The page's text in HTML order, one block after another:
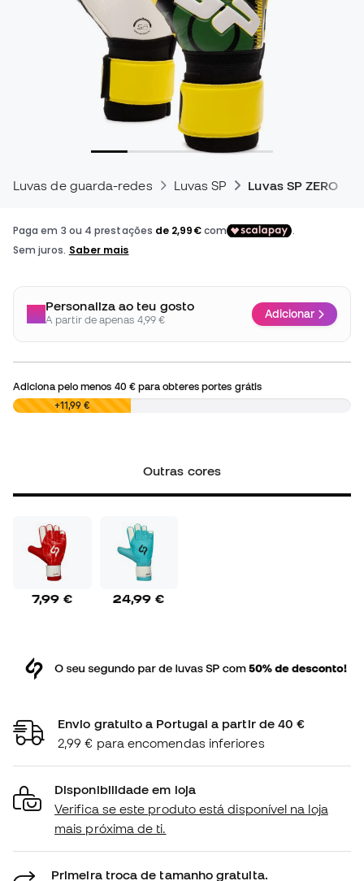
Luvas de guarda-redes Luvas SP Luvas SP ZERO
Personaliza ao teu gosto
A partir de apenas 4,99 € Adicionar
Adiciona pelo menos 40 €para obteres portes grátis
0,00 € +11,99 €
Outras cores
7,99 € 24,99 €
Envio gratuito a Portugal a partir de 40 €
2,99 € para encomendas inferiores
Disponibilidade em loja
Verifica se este produto está disponível na loja
mais próxima de ti.
Primeira troca de tamanho gratuita.